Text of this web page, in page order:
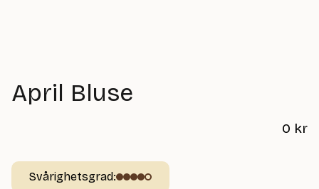
April Bluse
0 kr
Svårighetsgrad: